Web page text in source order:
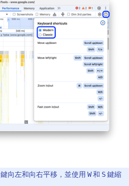
鍵向左和向右平移，並使用 W和 S鍵縮